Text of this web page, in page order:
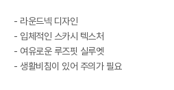
- 라운드넥 디자인
- 입체적인 스카시 텍스처
- 여유로운 루즈핏 실루엣
- 생활비침이 있어 주의가 필요